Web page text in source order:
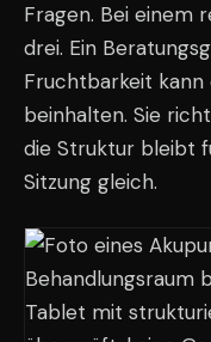
Fragen. Bei einem
drei. Ein
Fruchtbarkeit kann
beinhalten. Sie
die Struktur bleibt
Sitzung gleich.